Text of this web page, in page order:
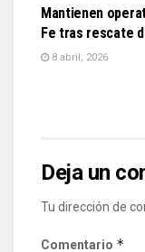
Mantienen
Fe tras rescate
8 abril, 2026
Deja un
Tu dirección de
Comentario *